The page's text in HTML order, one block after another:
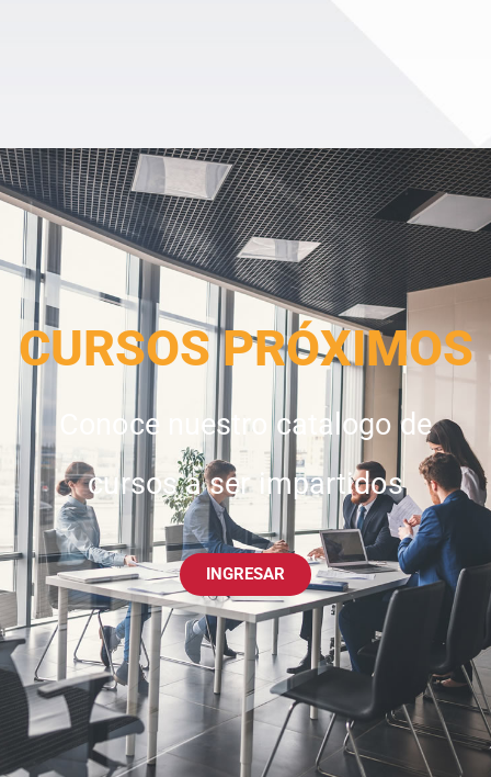
CURSOS PRÓXIMOS
Conoce nuestro catalogo de
cursos a ser impartidos
INGRESAR